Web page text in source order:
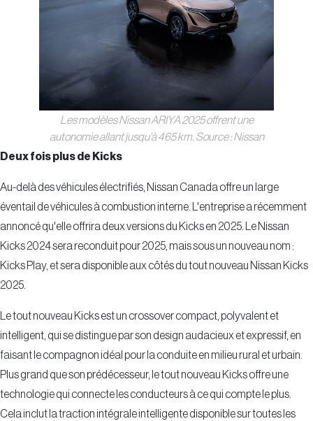
Les modèles Nissan ARIYA 2025 offrent une
autonomie allant jusqu'à 465 km. Source : Nissan
Deux fois plus de Kicks
Au-delà des véhicules électrifiés, Nissan Canada offre un large
éventail de véhicules à combustion interne. L'entreprise a récemment
annoncé qu'elle offrira deux versions du Kicks en 2025. Le Nissan
Kicks 2024 sera reconduit pour 2025, mais sous un nouveau nom :
Kicks Play, et sera disponible aux côtés du tout nouveau Nissan Kicks
2025.
Le tout nouveau Kicks est un crossover compact, polyvalent et
intelligent, qui se distingue par son design audacieux et expressif, en
faisant le compagnon idéal pour la conduite en milieu rural et urbain.
Plus grand que son prédécesseur, le tout nouveau Kicks offre une
technologie qui connecte les conducteurs à ce qui compte le plus.
Cela inclut la traction intégrale intelligente disponible sur toutes les